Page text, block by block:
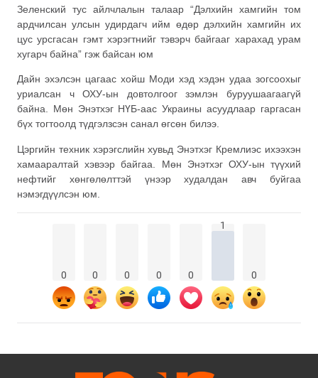
Зеленский тус айлчлалын талаар “Дэлхийн хамгийн том
ардчилсан улсын удирдагч ийм өдөр дэлхийн хамгийн их
цус урсгасан гэмт хэрэгтнийг тэвэрч байгааг харахад урам
хугарч байна” гэж байсан юм
Дайн эхэлсэн цагаас хойш Моди хэд хэдэн удаа зогсоохыг
уриалсан ч ОХУ-ын довтолгоог зэмлэн буруушаагаагүй
байна. Мөн Энэтхэг НҮБ-аас Украины асуудлаар гаргасан
бүх тогтоолд түдгэлзсэн санал өгсөн билээ.
Цэргийн техник хэрэгслийн хувьд Энэтхэг Кремлиэс ихээхэн
хамааралтай хэвээр байгаа. Мөн Энэтхэг ОХУ-ын түүхий
нефтийг хөнгөлөлттэй үнээр худалдан авч буйгаа
нэмэгдүүлсэн юм.
0 0 0 0 0
1
0